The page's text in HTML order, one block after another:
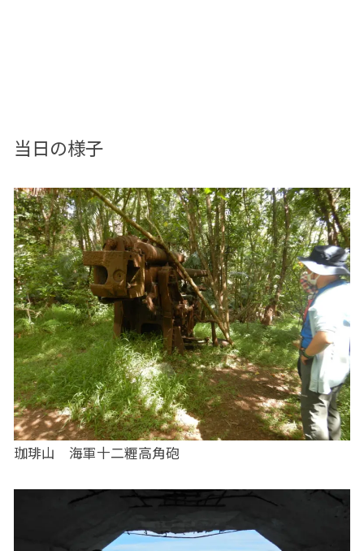
当日の様子
珈琲山 海軍十二糎高角砲